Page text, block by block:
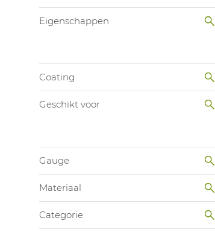
Eigenschappen
Coating
Geschikt voor
Gauge
Materiaal
Categorie